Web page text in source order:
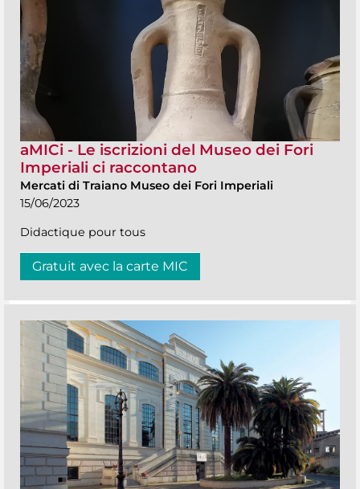
aMICi - Le iscrizioni del Museo dei Fori
Imperiali ci raccontano
Mercati di Traiano Museo dei Fori Imperiali
15/06/2023
Didactique pour tous
Gratuit avec la carte MIC